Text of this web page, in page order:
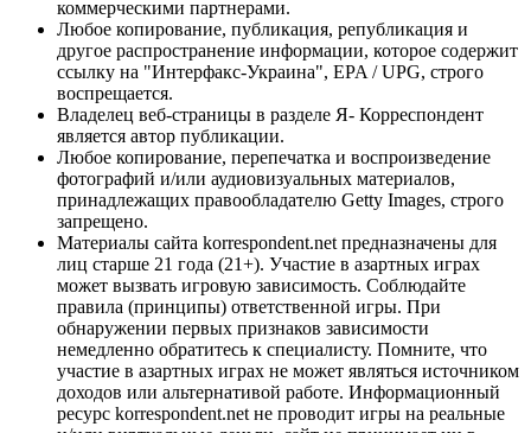
коммерческими партнерами.
Любое копирование, публикация, републикация и
другое распространение информации, которое содержит
ссылку на "Интерфакс-Украина", EPA / UPG, строго
воспрещается.
Владелец веб-страницы в разделе Я- Корреспондент
является автор публикации.
Любое копирование, перепечатка и воспроизведение
фотографий и/или аудиовизуальных материалов,
принадлежащих правообладателю Getty Images, строго
запрещено.
Материалы сайта korrespondent.net предназначены для
лиц старше 21 года (21+). Участие в азартных играх
может вызвать игровую зависимость. Соблюдайте
правила (принципы) ответственной игры. При
обнаружении первых признаков зависимости
немедленно обратитесь к специалисту. Помните, что
участие в азартных играх не может являться источником
доходов или альтернативой работе. Информационный
ресурс korrespondent.net не проводит игры на реальные